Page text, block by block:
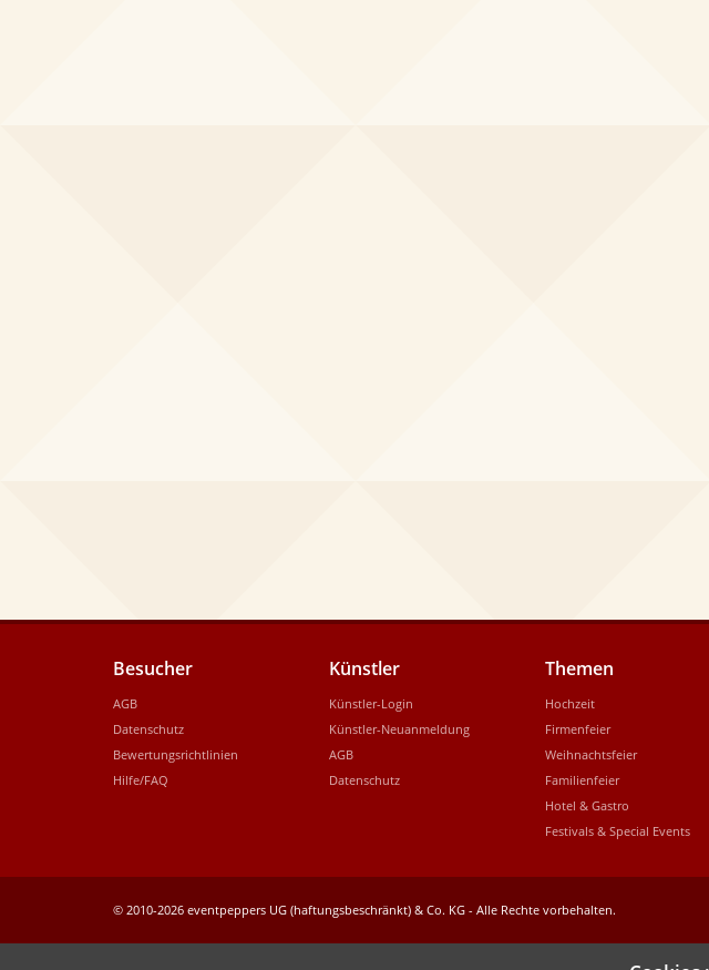
Besucher
AGB
Datenschutz
Bewertungsrichtlinien
Hilfe/FAQ
Künstler
Künstler-Login
Künstler-Neuanmeldung
AGB
Datenschutz
Themen
Hochzeit
Firmenfeier
Weihnachtsfeier
Familienfeier
Hotel & Gastro
Festivals & Special Events
© 2010-2026 eventpeppers UG (haftungsbeschränkt) & Co. KG - Alle Rechte vorbehalten.